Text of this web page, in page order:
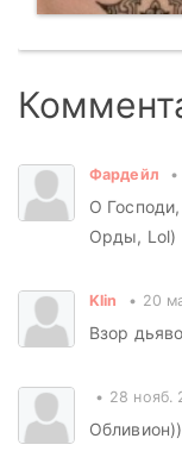
Фардейл
О
Орды, Lol)
Klin 20
Взор
28 нояб.
Обливион))